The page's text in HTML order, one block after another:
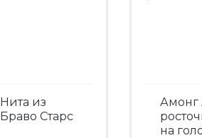
Нита из
Браво Старс
Амонг
на